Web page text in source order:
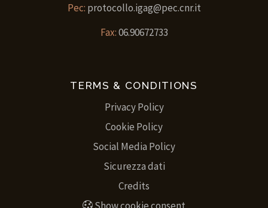
Pec: protocollo.igag@pec.cnr.it
Fax:06.90672733
TERMS & CONDITIONS
Privacy Policy
Cookie Policy
Social Media Policy
Sicurezza dati
Credits